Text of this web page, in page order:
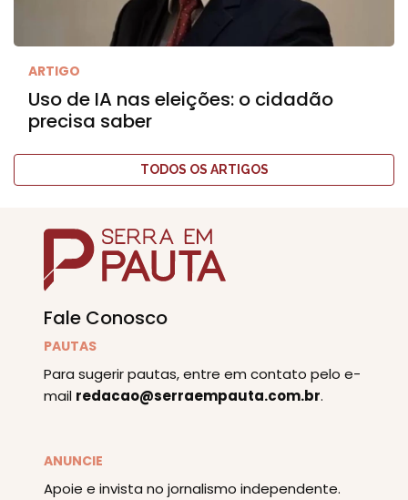
ARTIGO
Uso de IA nas eleições: o cidadão
precisa saber
TODOS OS ARTIGOS
Fale Conosco
PAUTAS
Para sugerir pautas, entre em contato pelo e-
mail redacao@serraempauta.com.br.
ANUNCIE
Apoie e invista no jornalismo independente.